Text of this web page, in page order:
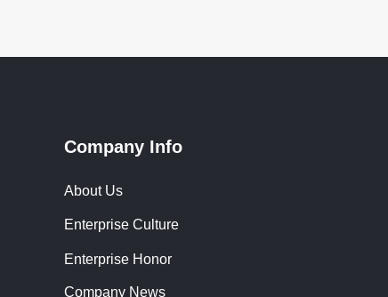
Company Info
About Us
Enterprise Culture
Enterprise Honor
Company News